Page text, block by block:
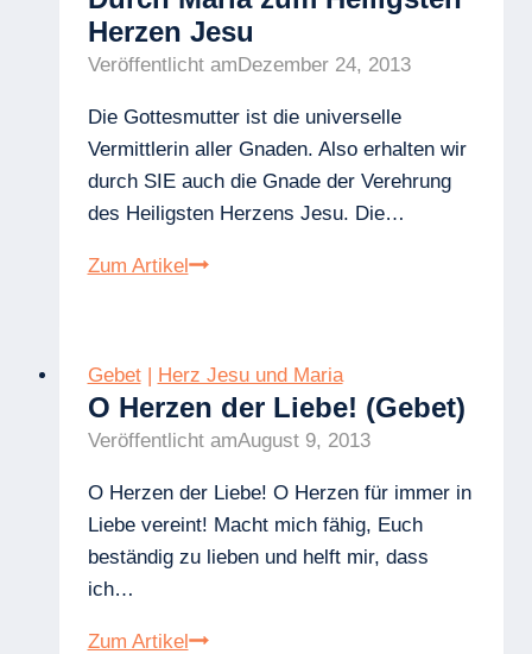
Herzen Jesu
Veröffentlicht amDezember 24, 2013
Die Gottesmutter ist die universelle
Vermittlerin aller Gnaden. Also erhalten wir
durch SIE auch die Gnade der Verehrung
des Heiligsten Herzens Jesu. Die…
Zum ArtikelDurch
Herzen
Jesu
Gebet| Herz Jesu und Maria
O Herzen der Liebe! (Gebet)
Veröffentlicht amAugust 9, 2013
O Herzen der Liebe! O Herzen für immer in
Liebe vereint! Macht mich fähig, Euch
beständig zu lieben und helft mir, dass
ich…
Zum ArtikelO